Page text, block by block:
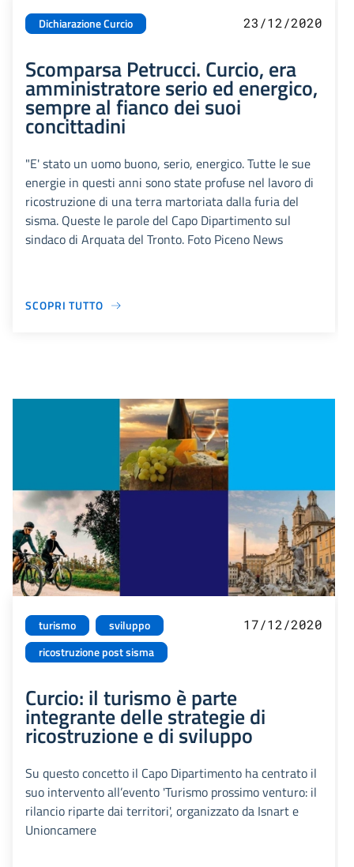
Dichiarazione Curcio 23/12/2020
Scomparsa Petrucci. Curcio, era
amministratore serio ed energico,
sempre al fianco dei suoi
concittadini
"E' stato un uomo buono, serio, energico. Tutte le sue
energie in questi anni sono state profuse nel lavoro di
ricostruzione di una terra martoriata dalla furia del
sisma. Queste le parole del Capo Dipartimento sul
sindaco di Arquata del Tronto. Foto Piceno News
SCOPRI TUTTO
turismo
sviluppo
ricostruzione post sisma
17/12/2020
Curcio: il turismo è parte
integrante delle strategie di
ricostruzione e di sviluppo
Su questo concetto il Capo Dipartimento ha centrato il
suo intervento all’evento 'Turismo prossimo venturo: il
rilancio riparte dai territori', organizzato da Isnart e
Unioncamere